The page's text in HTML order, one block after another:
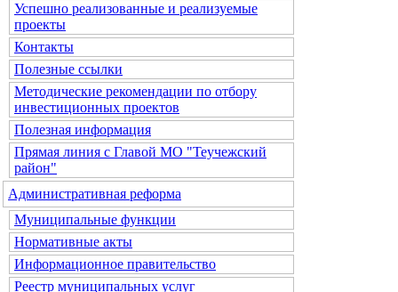
Успешно реализованные и реализуемые
проекты
Контакты
Полезные ссылки
Методические рекомендации по отбору
инвестиционных проектов
Полезная информация
Прямая линия с Главой МО "Теучежский
район"
Административная реформа
Муниципальные функции
Нормативные акты
Информационное правительство
Реестр муниципальных услуг